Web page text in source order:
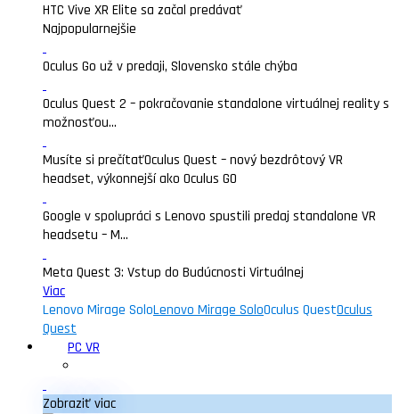
HTC Vive XR Elite sa začal predávať
Najpopularnejšie
Oculus Go už v predaji, Slovensko stále chýba
Oculus Quest 2 – pokračovanie standalone virtuálnej reality s
možnosťou...
Musíte si prečítaťOculus Quest – nový bezdrôtový VR
headset, výkonnejší ako Oculus GO
Google v spolupráci s Lenovo spustili predaj standalone VR
headsetu – M...
Meta Quest 3: Vstup do Budúcnosti Virtuálnej
Viac
Lenovo Mirage SoloLenovo Mirage SoloOculus QuestOculus
Quest
PC VR
Zobraziť viac